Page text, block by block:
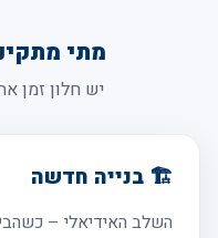
מתי
יש חלון זמן
🏗️ בנייה חדשה
השלב האידיאלי –